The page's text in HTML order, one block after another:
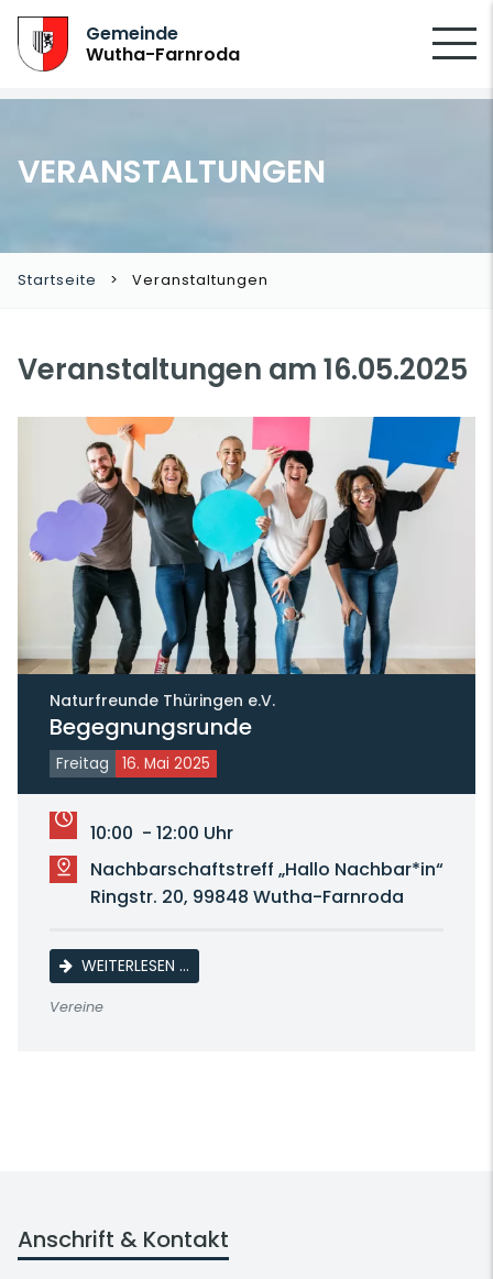
Gemeinde
Wutha-Farnroda
VERANSTALTUNGEN
Startseite Veranstaltungen
Veranstaltungen am 16.05.2025
Naturfreunde Thüringen e.V.
Begegnungsrunde
Freitag 16. Mai 2025
10:00 - 12:00 Uhr
Nachbarschaftstreff „Hallo Nachbar*in“
Ringstr. 20, 99848 Wutha-Farnroda
WEITERLESEN …BEGEGNUNGSRUNDE
Vereine
Anschrift & Kontakt